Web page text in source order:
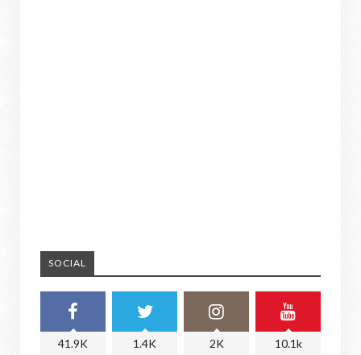
SOCIAL
41.9K 1.4K 2K 10.1k